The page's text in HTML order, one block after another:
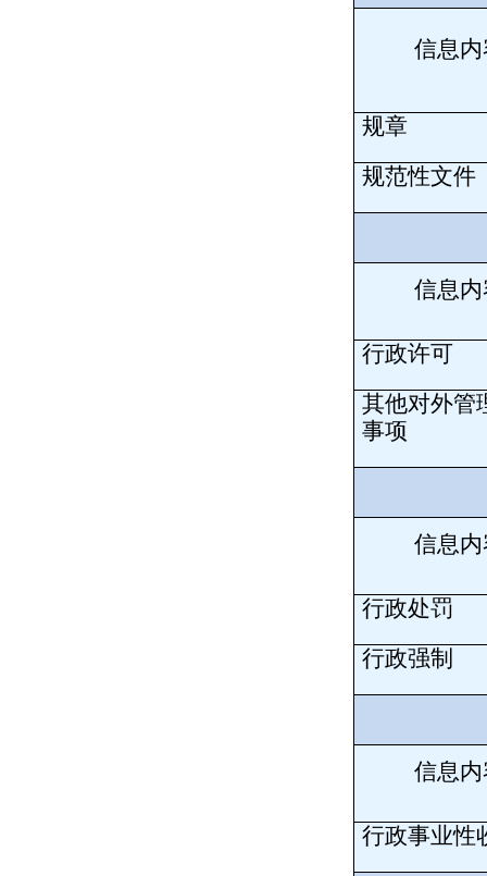
信息
规章
规范性文件
信息
行政许可
其他对外管
事项
信息
行政处罚
行政强制
信息
行政事业性